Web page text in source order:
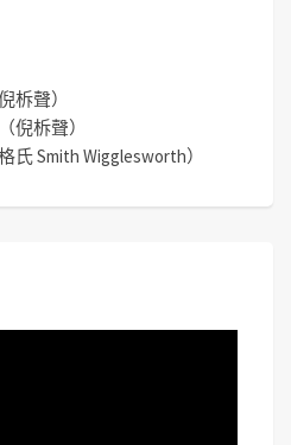
倪柝聲）
（倪柝聲）
格氏 Smith Wigglesworth）